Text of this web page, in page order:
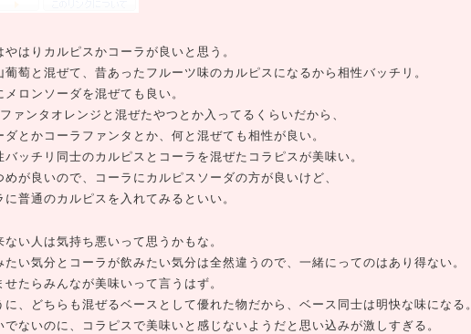
はりカルピスかコーラが良いと思う。
萄と混ぜて、昔あったフルーツ味のカルピスになるから相性バッチリ。
ロンソーダを混ぜても良い。
ァンタオレンジと混ぜたやつとか入ってるくらいだから、
とかコーラファンタとか、何と混ぜても相性が良い。
ッチリ同士のカルピスとコーラを混ぜたコラピスが美味い。
が良いので、コーラにカルピスソーダの方が良いけど、
普通のカルピスを入れてみるといい。
い人は気持ち悪いって思うかもな。
い気分とコーラが飲みたい気分は全然違うので、一緒にってのはあり得ない。
たらみんなが美味いって言うはず。
、どちらも混ぜるベースとして優れた物だから、ベース同士は明快な味になる。
ないのに、コラピスで美味いと感じないようだと思い込みが激しすぎる。